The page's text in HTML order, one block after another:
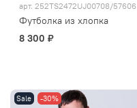
арт. 252TS2472UJ00708/57606
Футболка из хлопка
8 300 ₽
Sale -30%